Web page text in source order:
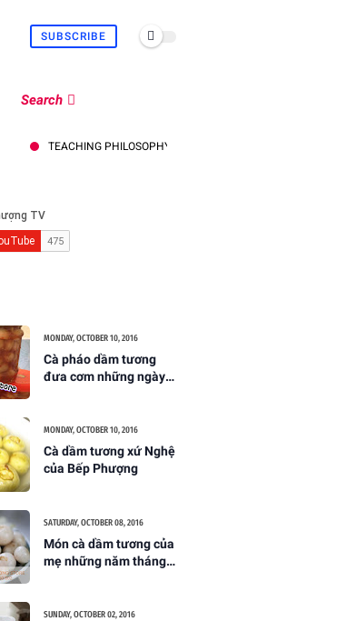
SUBSCRIBE
Search
TEACHING PHILOSOPHY TO ENGINEERING AND TECHNOLOGY
MONDAY, OCTOBER 10, 2016
Cà pháo dầm tương
đưa cơm những ngày
MONDAY, OCTOBER 10, 2016
Cà dầm tương xứ Nghệ
của Bếp Phượng
SATURDAY, OCTOBER 08, 2016
Món cà dầm tương của
mẹ những năm tháng
SUNDAY, OCTOBER 02, 2016